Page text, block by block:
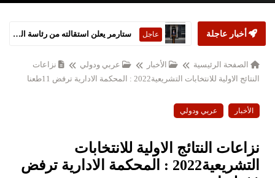
أخبار عاجلة عاجل ستارمر يعلن استقالته من رئاسة الحكومة البريطانية
الصفحة الرئيسية الأخبار عربي ودولي
نزاعات
النتائج الاولية للانتخابات التشريعية2022 : المحكمة الادارية ترفض 11طعنا
الأخبار عربي ودولي
نزاعات النتائج الاولية للانتخابات
التشريعية2022 : المحكمة الادارية ترفض